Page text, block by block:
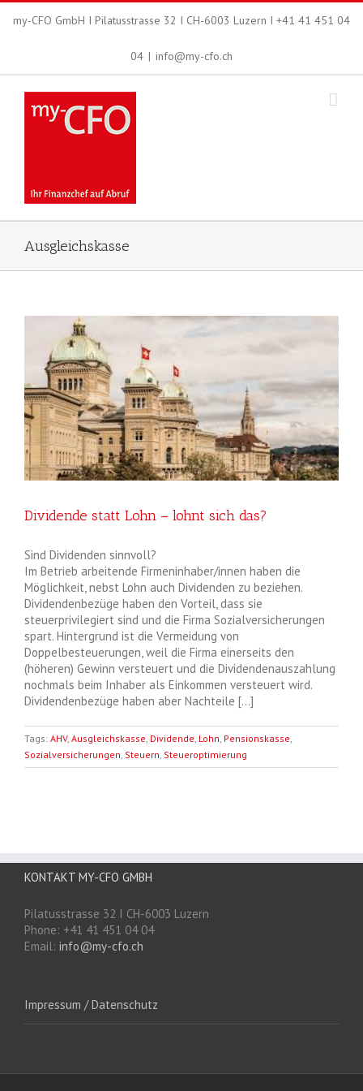
my-CFO GmbH I Pilatusstrasse 32 I CH-6003 Luzern I +41 41 451 04
04 | info@my-cfo.ch
Ausgleichskasse
Dividende statt Lohn – lohnt sich das?
Sind Dividenden sinnvoll?
Im Betrieb arbeitende Firmeninhaber/innen haben die
Möglichkeit, nebst Lohn auch Dividenden zu beziehen.
Dividendenbezüge haben den Vorteil, dass sie
steuerprivilegiert sind und die Firma Sozialversicherungen
spart. Hintergrund ist die Vermeidung von
Doppelbesteuerungen, weil die Firma einerseits den
(höheren) Gewinn versteuert und die Dividendenauszahlung
nochmals beim Inhaber als Einkommen versteuert wird.
Dividendenbezüge haben aber Nachteile […]
Tags: AHV, Ausgleichskasse Dividende Lohn Pensionskasse
Sozialversicherungen Steuern Steueroptimierung
KONTAKT MY-CFO GMBH
Pilatusstrasse 32 I CH-6003 Luzern
Phone: +41 41 451 04 04
Email: info@my-cfo.ch
Impressum / Datenschutz